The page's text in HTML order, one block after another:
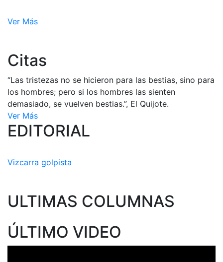
Ver Más
Citas
“Las tristezas no se hicieron para las bestias, sino para
los hombres; pero si los hombres las sienten
demasiado, se vuelven bestias.”, El Quijote.
Ver Más
EDITORIAL
Vizcarra golpista
ULTIMAS COLUMNAS
ÚLTIMO VIDEO